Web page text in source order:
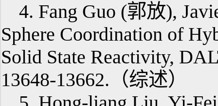
4. Fang Guo (郭放),
Sphere Coordination of
Solid State Reactivity,
13648-13662.（综述）